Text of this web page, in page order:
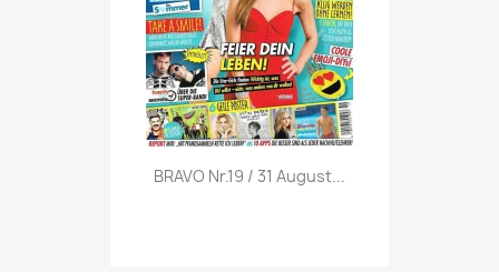
Vorschau
BRAVO Nr.19 / 31 August...